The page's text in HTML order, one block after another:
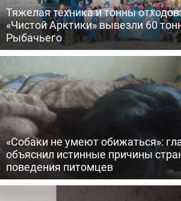
Тяжелая техника и тонны
«Чистой Арктики» вывезли 60
Рыбачьего
«Собаки не умеют обижаться»:
объяснил истинные причины
поведения питомцев